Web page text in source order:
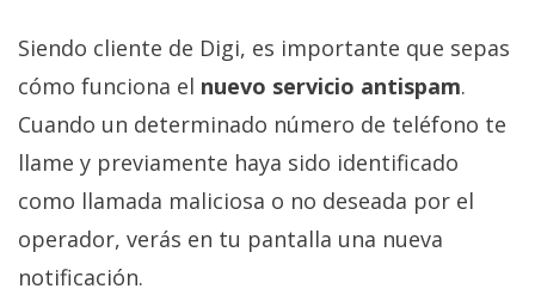
Siendo cliente de Digi, es importante que sepas
cómo funciona el nuevo servicio antispam.
Cuando un determinado número de teléfono te
llame y previamente haya sido identificado
como llamada maliciosa o no deseada por el
operador, verás en tu pantalla una nueva
notificación.